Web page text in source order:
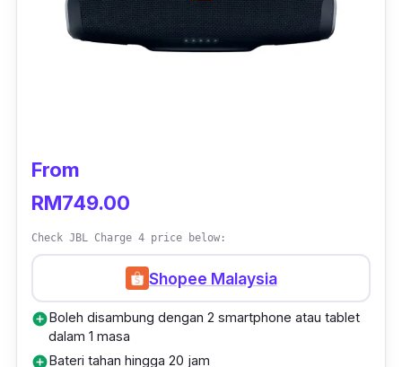
yang terdapat pada speaker ini.
From
RM749.00
Check JBL Charge 4 price below:
Shopee Malaysia
add_circleBoleh disambung dengan 2 smartphone atau tablet
dalam 1 masa
add_circleBateri tahan hingga 20 jam